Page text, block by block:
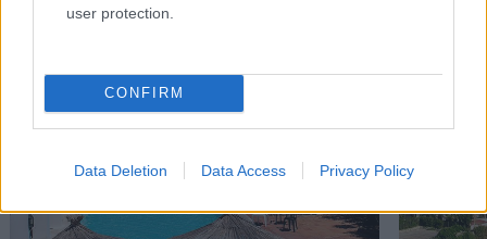
user protection.
CONFIRM
Data Deletion Data Access Privacy Policy